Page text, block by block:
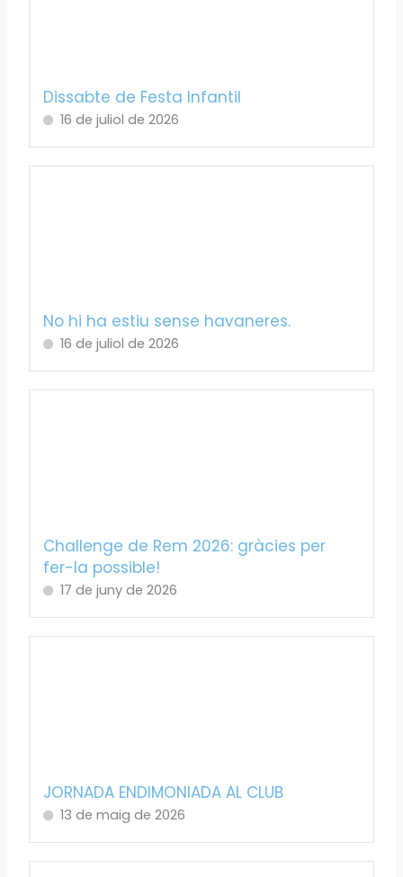
Dissabte de Festa Infantil
16 de juliol de 2026
No hi ha estiu sense havaneres.
16 de juliol de 2026
Challenge de Rem 2026: gràcies per
fer-la possible!
17 de juny de 2026
JORNADA ENDIMONIADA AL CLUB
13 de maig de 2026